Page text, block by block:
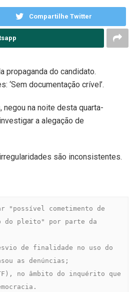
Compartilhe Twitter
propaganda do candidato.
‘Sem documentação crível’.
negou na noite desta quarta-
a alegação de
são inconsistentes.
"possível cometimento de
do pleito" por parte da
de finalidade no uso do
as denúncias;
no âmbito do inquérito que